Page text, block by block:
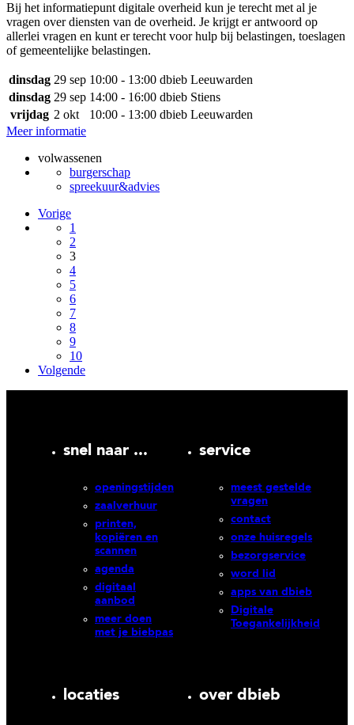
Bij het informatiepunt digitale overheid kun je terecht met al je
vragen over diensten van de overheid. Je krijgt er antwoord op
allerlei vragen en kunt er terecht voor hulp bij belastingen, toeslagen
of gemeentelijke belastingen.
dinsdag 29 sep 10:00 - 13:00 dbieb Leeuwarden
dinsdag 29 sep 14:00 - 16:00 dbieb Stiens
vrijdag 2 okt 10:00 - 13:00 dbieb Leeuwarden
Meer informatie
volwassenen
burgerschap
spreekuur&advies
Vorige
1
2
3
4
5
6
7
8
9
10
Volgende
snel naar ...
openingstijden
zaalverhuur
printen,
kopiëren en
scannen
agenda
digitaal
aanbod
meer doen
met je biebpas
service
meest gestelde
vragen
contact
onze huisregels
bezorgservice
word lid
apps van dbieb
Digitale
Toegankelijkheid
locaties over dbieb